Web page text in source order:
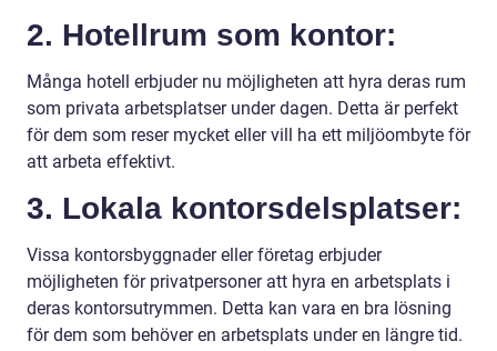
2. Hotellrum som kontor:
Många hotell erbjuder nu möjligheten att hyra deras rum
som privata arbetsplatser under dagen. Detta är perfekt
för dem som reser mycket eller vill ha ett miljöombyte för
att arbeta effektivt.
3. Lokala kontorsdelsplatser:
Vissa kontorsbyggnader eller företag erbjuder
möjligheten för privatpersoner att hyra en arbetsplats i
deras kontorsutrymmen. Detta kan vara en bra lösning
för dem som behöver en arbetsplats under en längre tid.